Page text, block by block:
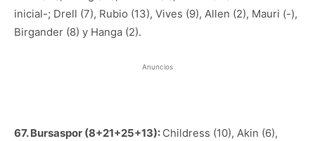
inicial-; Drell (7), Rubio (13), Vives (9), Allen (2), Mauri (-),
Birgander (8) y Hanga (2).
Anuncios
67. Bursaspor (8+21+25+13): Childress (10), Akin (6),